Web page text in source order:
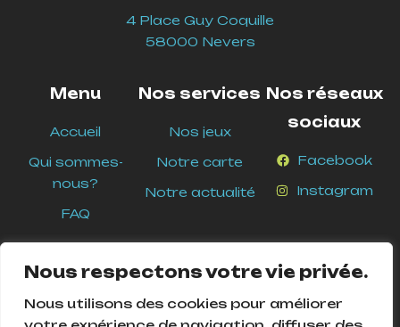
Nous respectons votre vie privée.
Nous utilisons des cookies pour améliorer
4 Place Guy Coquille
58000 Nevers
Menu
Accueil
Qui sommes-
nous?
FAQ
Nos services
Nos jeux
Notre carte
Notre actualité
Nos réseaux
sociaux
Facebook
Instagram